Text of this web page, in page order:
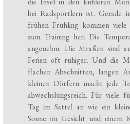
bei Radsportlern ist. Gerade
frühen Frühling kommen viele
zum Training her. Die
angenehm. Die Straßen sind
Ferien oft ruhiger. Und die
flachen Abschnitten, langen
kleinen Dörfern macht jede
abwechslungsreich. Für viele
Tag im Sattel an wie ein
Sonne im Gesicht und einem